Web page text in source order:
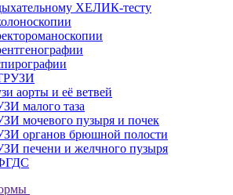
ХЕЛИК-тесту
аорты и её ветвей
малого таза
мочевого пузыря и почек
органов брюшной полости
печени и желчного пузыря